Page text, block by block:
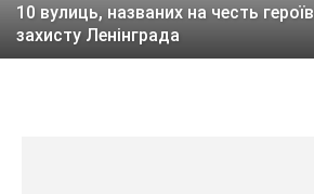
10 вулиць, названих на честь героїв
захисту Ленінграда